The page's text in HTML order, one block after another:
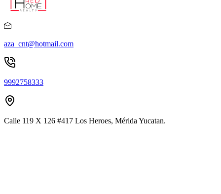
aza_cnt@hotmail.com
9992758333
Calle 119 X 126 #417 Los Heroes, Mérida Yucatan.